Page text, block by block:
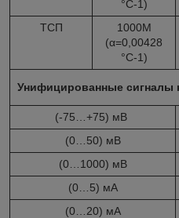
°C-1)
ТСП
1000М
(α=0,00428
°C-1)
Унифицированные сигналы
(-75…+75) мВ
(0…50) мВ
(0…1000) мВ
(0…5) мА
(0…20) мА